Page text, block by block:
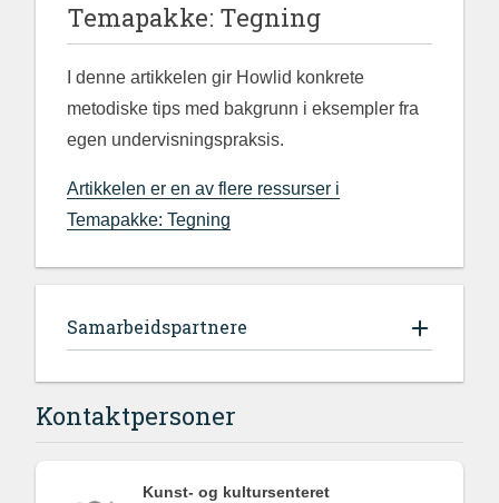
Temapakke: Tegning
I denne artikkelen gir Howlid konkrete
metodiske tips med bakgrunn i eksempler fra
egen undervisningspraksis.
Artikkelen er en av flere ressurser i
Temapakke: Tegning
Samarbeidspartnere
Kontaktpersoner
Kunst- og kultursenteret